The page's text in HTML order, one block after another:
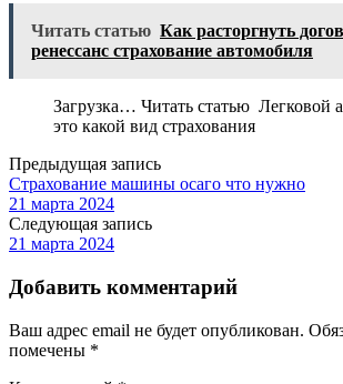
Читать статью Как расторгнуть
ренессанс страхование автомобиля
Загрузка… Читать статью Легковой
это какой вид страхования
Предыдущая запись
Страхование машины осаго что нужно
21 марта 2024
Следующая запись
21 марта 2024
Добавить комментарий
Ваш адрес email не будет опубликован.
помечены *